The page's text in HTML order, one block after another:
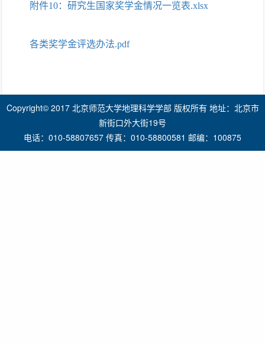
附件10：研究生国家奖学金情况一览表.xlsx
各类奖学金评选办法.pdf
Copyright© 2017 北京师范大学地理科学学部 版权所有 地址：北京市
新街口外大街19号
电话：010-58807657 传真：010-58800581 邮编：100875